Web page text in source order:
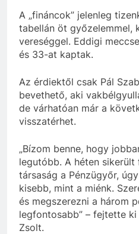
A „fináncok” jelenleg
tabellán öt győzelemmel,
vereséggel. Eddigi
és 33-at kaptak.
Az érdiektől csak Pál
bevethető, aki
de várhatóan már a
visszatérhet.
„Bízom benne, hogy
legutóbb. A héten
társaság a Pénzügyőr,
kisebb, mint a miénk.
és megszerezni a három
legfontosabb” – fejtette
Zsolt.